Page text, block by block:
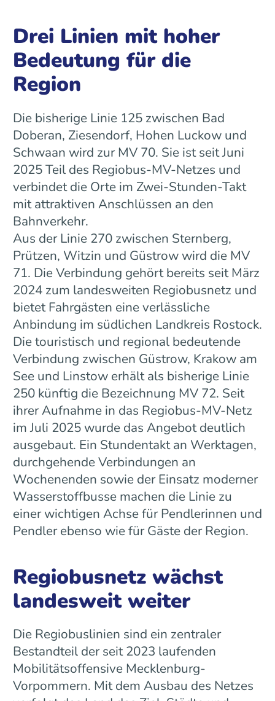
Drei Linien mit hoher
Bedeutung für die
Region
Die bisherige Linie 125 zwischen Bad
Doberan, Ziesendorf, Hohen Luckow und
Schwaan wird zur MV 70. Sie ist seit Juni
2025 Teil des Regiobus-MV-Netzes und
verbindet die Orte im Zwei-Stunden-Takt
mit attraktiven Anschlüssen an den
Bahnverkehr.
Aus der Linie 270 zwischen Sternberg,
Prützen, Witzin und Güstrow wird die MV
71. Die Verbindung gehört bereits seit März
2024 zum landesweiten Regiobusnetz und
bietet Fahrgästen eine verlässliche
Anbindung im südlichen Landkreis Rostock.
Die touristisch und regional bedeutende
Verbindung zwischen Güstrow, Krakow am
See und Linstow erhält als bisherige Linie
250 künftig die Bezeichnung MV 72. Seit
ihrer Aufnahme in das Regiobus-MV-Netz
im Juli 2025 wurde das Angebot deutlich
ausgebaut. Ein Stundentakt an Werktagen,
durchgehende Verbindungen an
Wochenenden sowie der Einsatz moderner
Wasserstoffbusse machen die Linie zu
einer wichtigen Achse für Pendlerinnen und
Pendler ebenso wie für Gäste der Region.
Regiobusnetz wächst
landesweit weiter
Die Regiobuslinien sind ein zentraler
Bestandteil der seit 2023 laufenden
Mobilitätsoffensive Mecklenburg-
Vorpommern. Mit dem Ausbau des Netzes